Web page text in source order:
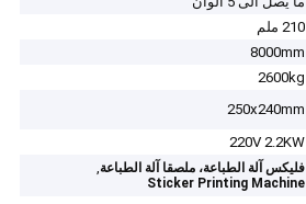
210 ملم
8000mm
2600kg
250x240mm
220V 2.2KW
فليكس آلة الطباعة، ملصقا آلة الطباعة,
Sticker Printing Machine